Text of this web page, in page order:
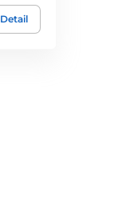
Detail